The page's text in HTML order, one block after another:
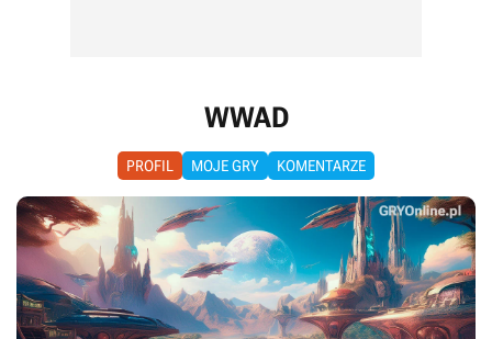
WWAD
PROFIL MOJE GRY KOMENTARZE